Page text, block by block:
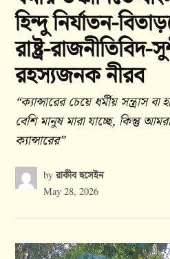
হিন্দু নির্যাতন-
রাষ্ট্র-
রহস্যজনক নীরব
“ক্যান্সারের চেয়ে ধর্মীয় সন্ত্রাস
বেশি মানুষ মারা যাচ্ছে, কিন্তু
ক্যান্সারের”
by রাকীব হুসেইন
May 28, 2026